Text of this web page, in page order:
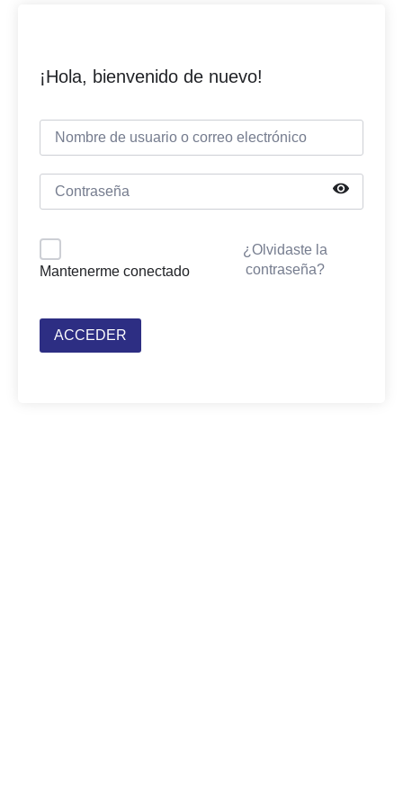
¡Hola, bienvenido de nuevo!
Mantenerme conectado
¿Olvidaste la
contraseña?
ACCEDER